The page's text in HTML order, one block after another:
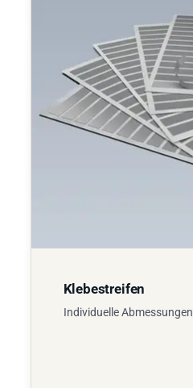
Klebestreifen
Individuelle Abmessungen